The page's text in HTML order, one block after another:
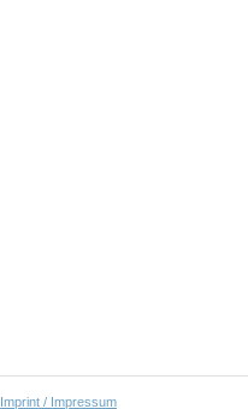
Imprint / Impressum